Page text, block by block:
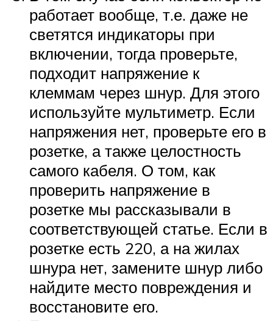
работает вообще, т.е. даже не
светятся индикаторы при
включении, тогда проверьте,
подходит напряжение к
клеммам через шнур. Для этого
используйте мультиметр. Если
напряжения нет, проверьте его в
розетке, а также целостность
самого кабеля. О том, как
проверить напряжение в
розетке мы рассказывали в
соответствующей статье. Если в
розетке есть 220, а на жилах
шнура нет, замените шнур либо
найдите место повреждения и
восстановите его.